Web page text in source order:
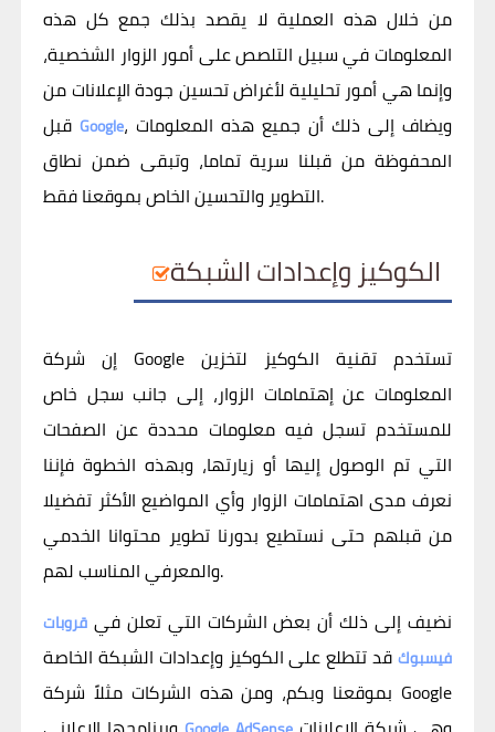
من خلال هذه العملية لا يقصد بذلك جمع كل هذه
المعلومات في سبيل التلصص على أمور الزوار الشخصية،
وإنما هي أمور تحليلية لأغراض تحسين جودة الإعلانات من
Google، ويضاف إلى ذلك أن جميع هذه المعلومات
المحفوظة من قبلنا سرية تماما، وتبقى ضمن نطاق
التطوير والتحسين الخاص بموقعنا فقط.
الكوكيز وإعدادات الشبكة
إن شركة Google تستخدم تقنية الكوكيز لتخزين
المعلومات عن إهتمامات الزوار، إلى جانب سجل خاص
للمستخدم تسجل فيه معلومات محددة عن الصفحات
التي تم الوصول إليها أو زيارتها، وبهذه الخطوة فإننا
نعرف مدى اهتمامات الزوار وأي المواضيع الأكثر تفضيلا
من قبلهم حتى نستطيع بدورنا تطوير محتوانا الخدمي
والمعرفي المناسب لهم.
نضيف إلى ذلك أن بعض الشركات التي تعلن في قروبات
فيسبوكقد تتطلع على الكوكيز وإعدادات الشبكة الخاصة
بموقعنا وبكم، ومن هذه الشركات مثلاً شركة Google